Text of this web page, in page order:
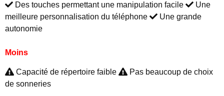
Des touches permettant une manipulation facile
Une
meilleure personnalisation du téléphone
Une grande
autonomie
Moins
Capacité de répertoire faible
Pas beaucoup de choix
de sonneries